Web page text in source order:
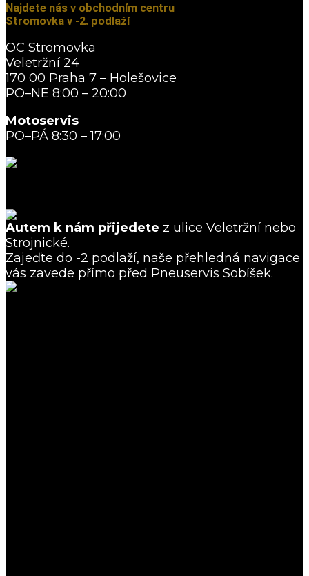
Najdete nás v obchodním centru
Stromovka v -2. podlaží
OC Stromovka
Veletržní 24
170 00 Praha 7 – Holešovice
PO–NE 8:00 – 20:00
Motoservis
PO–PÁ 8:30 – 17:00
Autem k nám přijedete z ulice Veletržní nebo
Strojnické.
Zajeďte do -2 podlaží, naše přehledná navigace
vás zavede přímo před Pneuservis Sobíšek.